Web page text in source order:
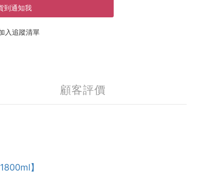
到通知我
入追蹤清單
顧客評價
】